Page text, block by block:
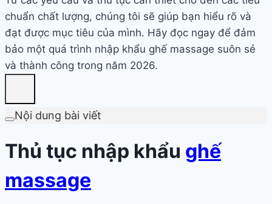
chuẩn chất lượng, chúng tôi sẽ giúp bạn hiểu rõ và
đạt được mục tiêu của mình. Hãy đọc ngay để đảm
bảo một quá trình nhập khẩu ghế massage suôn sẻ
và thành công trong năm 2026.
Nội dung bài viết
Thủ tục nhập khẩu ghế
massage